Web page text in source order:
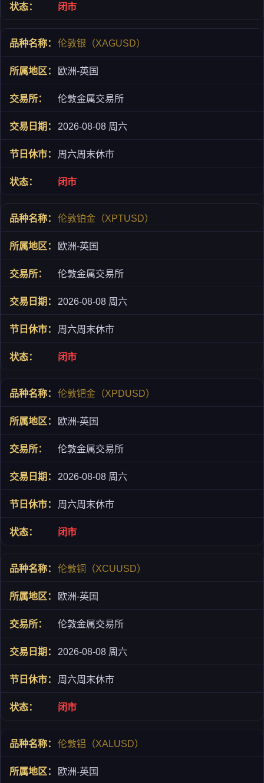
闭市
伦敦银（XAGUSD）
欧洲-英国
伦敦金属交易所
2026-08-08 周六
周六周末休市
闭市
伦敦铂金（XPTUSD）
欧洲-英国
伦敦金属交易所
2026-08-08 周六
周六周末休市
闭市
伦敦钯金（XPDUSD）
欧洲-英国
伦敦金属交易所
2026-08-08 周六
周六周末休市
闭市
伦敦铜（XCUUSD）
欧洲-英国
伦敦金属交易所
2026-08-08 周六
周六周末休市
闭市
伦敦铝（XALUSD）
欧洲-英国